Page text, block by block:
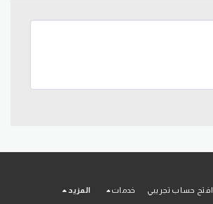
افتح حساب تجريبي خدمات المزيد